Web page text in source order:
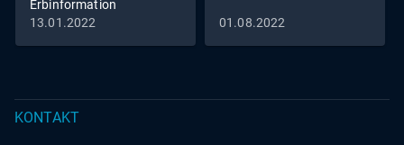
Erbinformation
13.01.2022
01.08.2022
KONTAKT